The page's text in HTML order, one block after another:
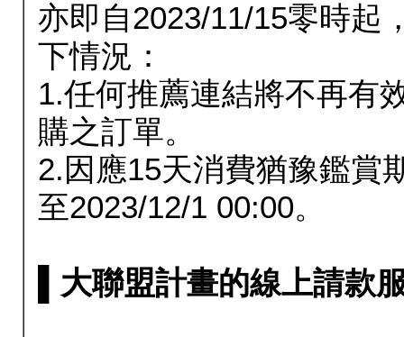
亦即自2023/11/15零時起
下情況：
1.任何推薦連結將不再有
購之訂單。
2.因應15天消費猶豫鑑賞
至2023/12/1 00:00。
▌大聯盟計畫的線上請款